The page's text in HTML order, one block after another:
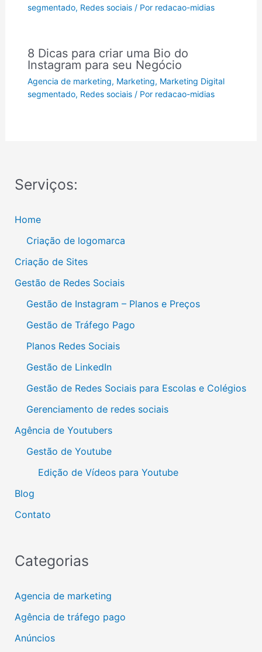
segmentado, Redes sociais / Por redacao-midias
8 Dicas para criar uma Bio do
Instagram para seu Negócio
Agencia de marketing, Marketing, Marketing Digital
segmentado, Redes sociais / Por redacao-midias
Serviços:
Home
Criação de logomarca
Criação de Sites
Gestão de Redes Sociais
Gestão de Instagram – Planos e Preços
Gestão de Tráfego Pago
Planos Redes Sociais
Gestão de LinkedIn
Gestão de Redes Sociais para Escolas e Colégios
Gerenciamento de redes sociais
Agência de Youtubers
Gestão de Youtube
Edição de Vídeos para Youtube
Blog
Contato
Categorias
Agencia de marketing
Agência de tráfego pago
Anúncios